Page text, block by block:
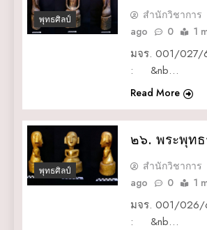
พุทธศิลป์ สำนักวิชาการ
ago
0 1
มจร. 001/027/
: &nb…
Read More
พุทธศิลป์
๒๖. พระพุท
สำนักวิชาการ
ago
0 1
มจร. 001/026/
: &nb…